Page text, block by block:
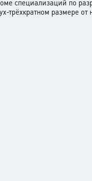
специализаций по
трёхкратном размере